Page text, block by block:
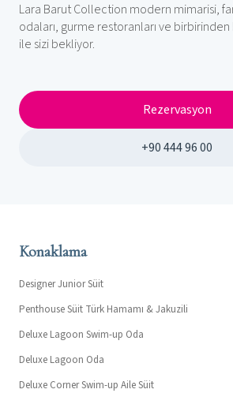
Lara Barut Collection modern mimarisi,
odaları, gurme restoranları ve birbirinden
ile sizi bekliyor.
Rezervasyon
+90 444 96 00
Konaklama
Designer Junior Süit
Penthouse Süit Türk Hamamı & Jakuzili
Deluxe Lagoon Swim-up Oda
Deluxe Lagoon Oda
Deluxe Corner Swim-up Aile Süit